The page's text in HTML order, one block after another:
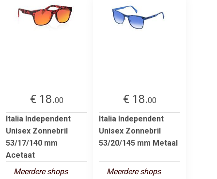
€ 18.00
Italia Independent
Unisex Zonnebril
53/17/140 mm
Acetaat
Meerdere shops
€ 18.00
Italia Independent
Unisex Zonnebril
53/20/145 mm Metaal
Meerdere shops